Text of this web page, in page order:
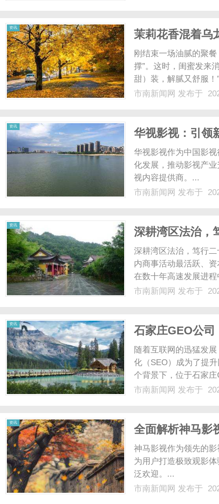
资讯
茉莉花香混着乌
刚结束一场油腻的聚
撑”。这时，闺蜜发来
甜）装，解腻又舒服
混着乌龙茶的醇厚茶
市南新闻网 发布于
资讯
华视影视：引领
华视影视作为中国影
化发展，推动影视产
视内容提供商。...
市南新闻网 发布于
资讯
深耕湾区法治
深耕湾区法治，笃行
内商事活动最活跃、
在数十年高速发展进
富积累沉淀。繁荣的
市南新闻网 发布于
资讯
石家庄GEO公
随着互联网的迅猛发
化（SEO）成为了提
个背景下，位于石家
验，迅速崭露头角，
市南新闻网 发布于
资讯
全面解析神马影
神马影视作为领先的
为用户打造极致观影
泛欢迎。...
市南新闻网 发布于